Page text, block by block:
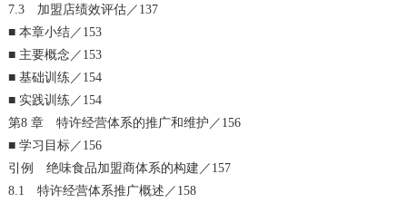
7.3 加盟店绩效评估／137
■ 本章小结／153
■ 主要概念／153
■ 基础训练／154
■ 实践训练／154
第8 章 特许经营体系的推广和维护／156
■ 学习目标／156
引例 绝味食品加盟商体系的构建／157
8.1 特许经营体系推广概述／158